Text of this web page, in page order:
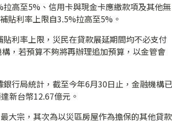
高至5%、信用卡與現金卡應繳款項及其他無
貼利率上限自3.5%拉高至5%。
利率上限，災民在貸款展延期間均不必支付
，若預算不夠將再辦理追加預算，以金管會
行局統計，截至今年6月30日止，金融機構已
新台幣12.67億元。
大宗，其次為以災區房屋作為擔保的其他貸款